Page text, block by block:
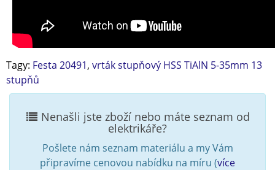
Tagy: Festa 20491, vrták stupňový HSS TiAlN 5-35mm 13
stupňů
Nenašli jste zboží nebo máte seznam od
elektrikáře?
Pošlete nám seznam materiálu a my Vám
připravíme cenovou nabídku na míru (více